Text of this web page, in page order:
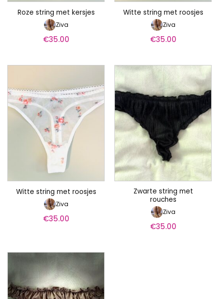
Roze string met kersjes
Ziva
€35.00
Witte string met roosjes
Ziva
€35.00
Witte string met roosjes
Ziva
€35.00
Zwarte string met
rouches
Ziva
€35.00